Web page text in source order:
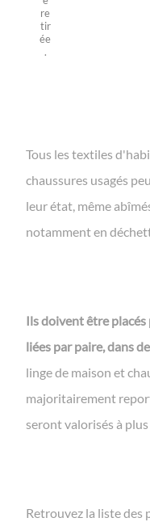
Tous les textiles
chaussures usagés
leur état, même
notamment en
Ils doivent être placés
liées par paire, dans
linge de maison et
majoritairement
seront valorisés à
Retrouvez la liste